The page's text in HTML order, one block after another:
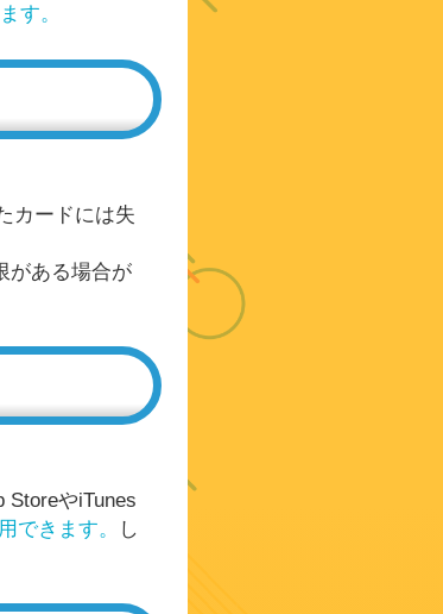
す。
カードには失
がある場合が
やiTunes
できます。
し